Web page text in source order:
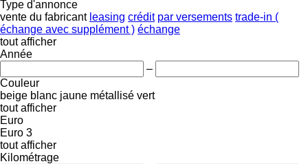
Type d'annonce
vente du fabricant leasing crédit par versements trade-in (
échange avec supplément ) échange
tout afficher
Année
–
Couleur
beige blanc jaune métallisé vert
tout afficher
Euro
Euro 3
tout afficher
Kilométrage